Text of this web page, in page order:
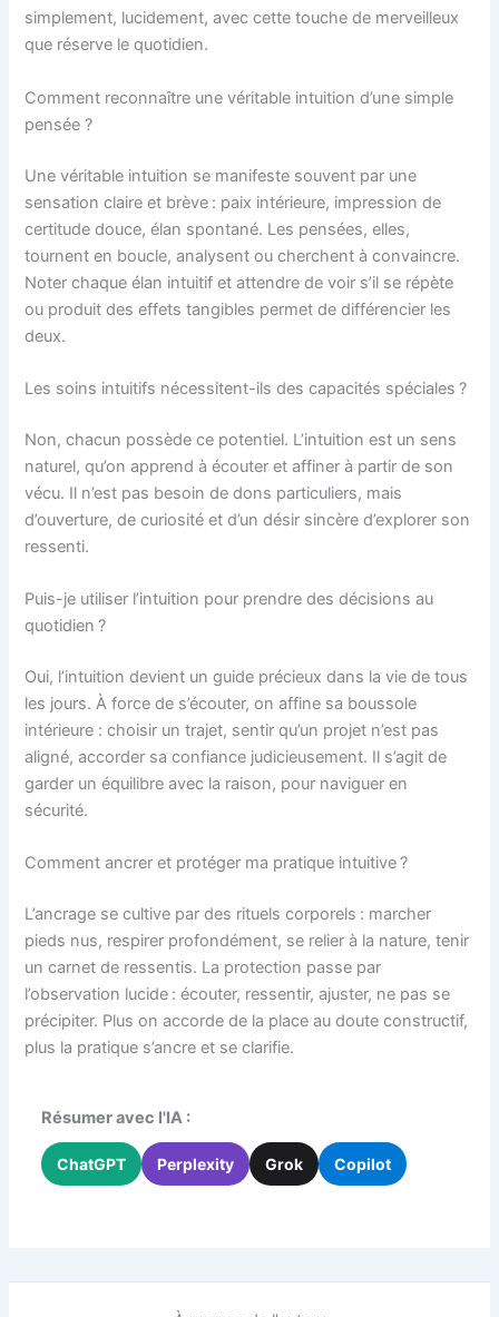
simplement, lucidement, avec cette touche de merveilleux
que réserve le quotidien.
Comment reconnaître une véritable intuition d’une simple
pensée ?
Une véritable intuition se manifeste souvent par une
sensation claire et brève : paix intérieure, impression de
certitude douce, élan spontané. Les pensées, elles,
tournent en boucle, analysent ou cherchent à convaincre.
Noter chaque élan intuitif et attendre de voir s’il se répète
ou produit des effets tangibles permet de différencier les
deux.
Les soins intuitifs nécessitent-ils des capacités spéciales ?
Non, chacun possède ce potentiel. L’intuition est un sens
naturel, qu’on apprend à écouter et affiner à partir de son
vécu. Il n’est pas besoin de dons particuliers, mais
d’ouverture, de curiosité et d’un désir sincère d’explorer son
ressenti.
Puis-je utiliser l’intuition pour prendre des décisions au
quotidien ?
Oui, l’intuition devient un guide précieux dans la vie de tous
les jours. À force de s’écouter, on affine sa boussole
intérieure : choisir un trajet, sentir qu’un projet n’est pas
aligné, accorder sa confiance judicieusement. Il s’agit de
garder un équilibre avec la raison, pour naviguer en
sécurité.
Comment ancrer et protéger ma pratique intuitive ?
L’ancrage se cultive par des rituels corporels : marcher
pieds nus, respirer profondément, se relier à la nature, tenir
un carnet de ressentis. La protection passe par
l’observation lucide : écouter, ressentir, ajuster, ne pas se
précipiter. Plus on accorde de la place au doute constructif,
plus la pratique s’ancre et se clarifie.
Résumer avec l'IA :
ChatGPT Perplexity Grok Copilot